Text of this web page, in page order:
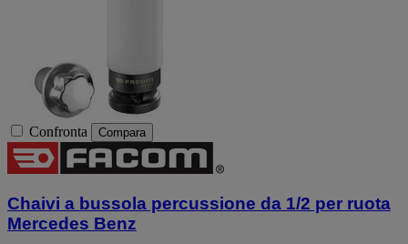
Confronta Compara
Chaivi a bussola percussione da 1/2 per ruota
Mercedes Benz